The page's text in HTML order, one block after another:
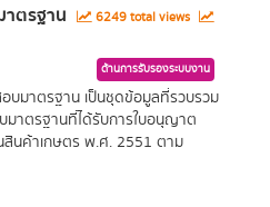
ตรฐาน
6249 total views
ด้านการรับรองระบบงาน
บมาตรฐาน เป็นชุดข้อมูลที่รวบรวม
มาตรฐานที่ได้รับการใบอนุญาต
นค้าเกษตร พ.ศ. 2551 ตาม